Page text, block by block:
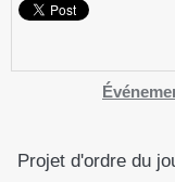
Projet d'ordre du